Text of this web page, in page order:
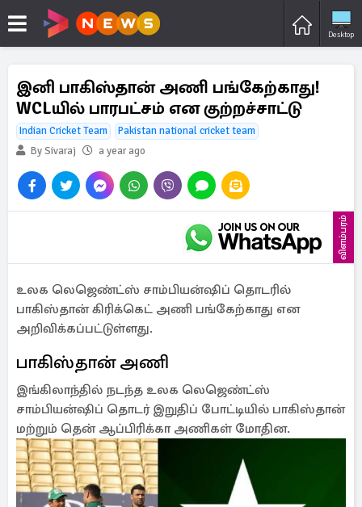
Desktop
இனி பாகிஸ்தான் அணி பங்கேற்காது!
WCLயில் பாரபட்சம் என குற்றச்சாட்டு
Indian Cricket Team
Pakistan national cricket team
By Sivaraj
a year ago
விளம்பரம்
உலக லெஜெண்ட்ஸ் சாம்பியன்ஷிப் தொடரில்
பாகிஸ்தான் கிரிக்கெட் அணி பங்கேற்காது என
அறிவிக்கப்பட்டுள்ளது.
பாகிஸ்தான் அணி
இங்கிலாந்தில் நடந்த உலக லெஜெண்ட்ஸ்
சாம்பியன்ஷிப் தொடர் இறுதிப் போட்டியில் பாகிஸ்தான்
மற்றும் தென் ஆப்பிரிக்கா அணிகள் மோதின.